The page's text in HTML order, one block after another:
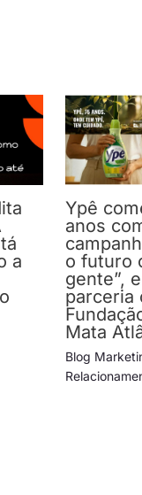
a
Ypê
anos
o futuro
gente”,
parceria
Mata
Blog